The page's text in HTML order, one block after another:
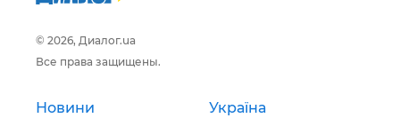
© 2026, Диалог.ua
Все права защищены.
Новини Україна